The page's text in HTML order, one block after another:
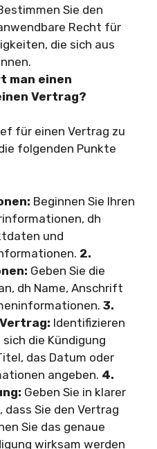
Sie den
Recht für
die sich aus
man einen
Vertrag?
für einen Vertrag zu
folgenden Punkte
Beginnen Sie Ihren
dh
und
2.
Geben Sie die
dh Name, Anschrift
3.
Identifizieren
die Kündigung
das Datum oder
angeben. 4.
Geben Sie in klarer
dass Sie den Vertrag
Sie das genaue
wirksam werden